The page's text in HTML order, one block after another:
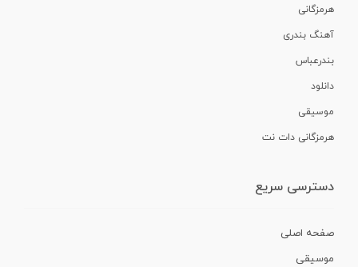
هرمزگانی
آهنگ بندری
بندرعباس
دانلود
موسیقی
هرمزگانی دات نت
دسترسی سریع
صفحه اصلی
موسیقی